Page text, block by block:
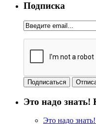
Подписка
Это надо знать!
Это надо